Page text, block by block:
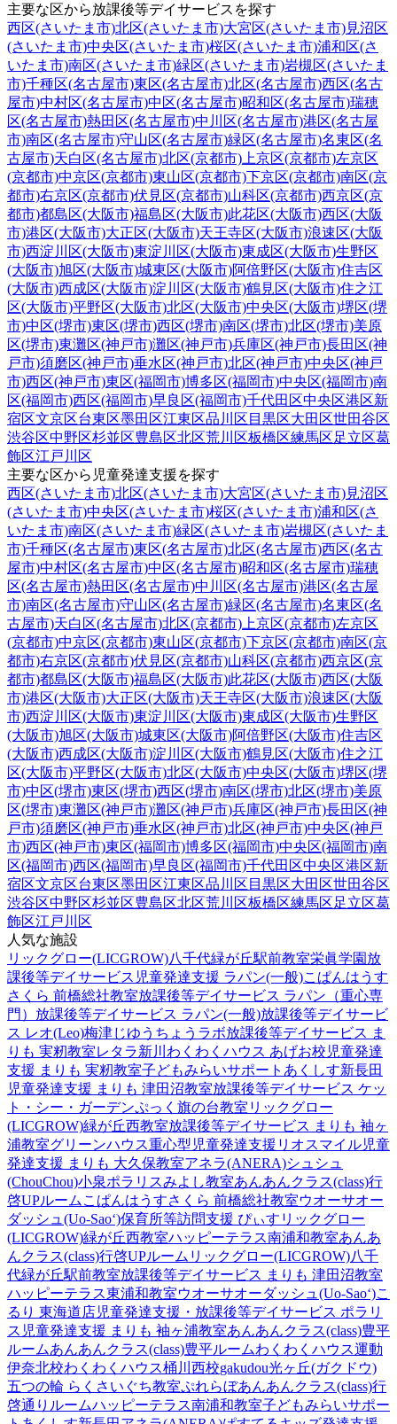
主要な区から放課後等デイサービスを探す
西区(さいたま市)北区(さいたま市)大宮区(さいたま市)見沼区
(さいたま市)中央区(さいたま市)桜区(さいたま市)浦和区(さ
いたま市)南区(さいたま市)緑区(さいたま市)岩槻区(さいたま
市)千種区(名古屋市)東区(名古屋市)北区(名古屋市)西区(名古
屋市)中村区(名古屋市)中区(名古屋市)昭和区(名古屋市)瑞穂
区(名古屋市)熱田区(名古屋市)中川区(名古屋市)港区(名古屋
市)南区(名古屋市)守山区(名古屋市)緑区(名古屋市)名東区(名
古屋市)天白区(名古屋市)北区(京都市) 上京区(京都市)左京区
(京都市)中京区(京都市)東山区(京都市)下京区(京都市)南区(京
都市)右京区(京都市)伏見区(京都市)山科区(京都市)西京区(京
都市)都島区(大阪市)福島区(大阪市)此花区(大阪市)西区(大阪
市)港区(大阪市)大正区(大阪市)天王寺区(大阪市)浪速区(大阪
市)西淀川区(大阪市)東淀川区(大阪市)東成区(大阪市)生野区
(大阪市)旭区(大阪市)城東区(大阪市)阿倍野区(大阪市)住吉区
(大阪市)西成区(大阪市)淀川区(大阪市)鶴見区(大阪市)住之江
区(大阪市)平野区(大阪市)北区(大阪市)中央区(大阪市)堺区(堺
市)中区(堺市)東区(堺市)西区(堺市)南区(堺市)北区(堺市)美原
区(堺市)東灘区(神戸市)灘区(神戸市)兵庫区(神戸市)長田区(神
戸市)須磨区(神戸市)垂水区(神戸市)北区(神戸市)中央区(神戸
市)西区(神戸市)東区(福岡市)博多区(福岡市)中央区(福岡市)南
区(福岡市)西区(福岡市)早良区(福岡市)千代田区中央区港区新
宿区文京区台東区墨田区江東区品川区 目黒区大田区世田谷区
渋谷区中野区杉並区豊島区北区荒川区板橋区練馬区足立区葛
飾区江戸川区
主要な区から児童発達支援を探す
西区(さいたま市)北区(さいたま市)大宮区(さいたま市)見沼区
(さいたま市)中央区(さいたま市)桜区(さいたま市)浦和区(さ
いたま市)南区(さいたま市)緑区(さいたま市)岩槻区(さいたま
市)千種区(名古屋市)東区(名古屋市)北区(名古屋市)西区(名古
屋市)中村区(名古屋市)中区(名古屋市)昭和区(名古屋市)瑞穂
区(名古屋市)熱田区(名古屋市)中川区(名古屋市)港区(名古屋
市)南区(名古屋市)守山区(名古屋市)緑区(名古屋市)名東区(名
古屋市)天白区(名古屋市)北区(京都市) 上京区(京都市)左京区
(京都市)中京区(京都市)東山区(京都市)下京区(京都市)南区(京
都市)右京区(京都市)伏見区(京都市)山科区(京都市)西京区(京
都市)都島区(大阪市)福島区(大阪市)此花区(大阪市)西区(大阪
市)港区(大阪市)大正区(大阪市)天王寺区(大阪市)浪速区(大阪
市)西淀川区(大阪市)東淀川区(大阪市)東成区(大阪市)生野区
(大阪市)旭区(大阪市)城東区(大阪市)阿倍野区(大阪市)住吉区
(大阪市)西成区(大阪市)淀川区(大阪市)鶴見区(大阪市)住之江
区(大阪市)平野区(大阪市)北区(大阪市)中央区(大阪市)堺区(堺
市)中区(堺市)東区(堺市)西区(堺市)南区(堺市)北区(堺市)美原
区(堺市)東灘区(神戸市)灘区(神戸市)兵庫区(神戸市)長田区(神
戸市)須磨区(神戸市)垂水区(神戸市)北区(神戸市)中央区(神戸
市)西区(神戸市)東区(福岡市)博多区(福岡市)中央区(福岡市)南
区(福岡市)西区(福岡市)早良区(福岡市)千代田区中央区港区新
宿区文京区台東区墨田区江東区品川区 目黒区大田区世田谷区
渋谷区中野区杉並区豊島区北区荒川区板橋区練馬区足立区葛
飾区江戸川区
人気な施設
リックグロー(LICGROW)八千代緑が丘駅前教室栄眞学園放
課後等デイサービス 児童発達支援 ラパン(一般)こぱんはうす
さくら 前橋総社教室放課後等デイサービス ラパン（重心専
門） 放課後等デイサービス ラパン(一般)放課後等デイサービ
ス レオ(Leo)梅津じゆうちょうラボ放課後等デイサービス ま
りも 実籾教室レタラ新川 わくわくハウス あげお校 児童発達
支援 まりも 実籾教室子どもみらいサポートあくしす新長田
児童発達支援 まりも 津田沼教室放課後等デイサービス ケッ
ト・シー・ガーデンぷっく旗の台教室 リックグロー
(LICGROW)緑が丘西教室放課後等デイサービス まりも 袖ヶ
浦教室グリーンハウス重心型児童発達支援 リオスマイル児童
発達支援 まりも 大久保教室アネラ(ANERA)シュシュ
(ChouChou)小泉ポラリスみよし教室あんあんクラス(class)行
啓UPルーム こぱんはうすさくら 前橋総社教室ウオーサオー
ダッシュ(Uo-Sao‘)保育所等訪問支援 ぴぃす リックグロー
(LICGROW)緑が丘西教室ハッピーテラス南浦和教室あんあ
んクラス(class)行啓UPルーム リックグロー(LICGROW)八千
代緑が丘駅前教室放課後等デイサービス まりも 津田沼教室
ハッピーテラス東浦和教室ウオーサオーダッシュ(Uo-Sao‘)こ
るり 東海道店児童発達支援・放課後等デイサービス ポラリ
ス 児童発達支援 まりも 袖ヶ浦教室あんあんクラス(class)豊平
ルームあんあんクラス(class)豊平ルームわくわくハウス運動
伊奈北校わくわくハウス桶川西校gakudou光ヶ丘(ガクドウ)
五つの輪 らくさいぐち教室ぷれらぼあんあんクラス(class)行
啓通りルームハッピーテラス南浦和教室子どもみらいサポー